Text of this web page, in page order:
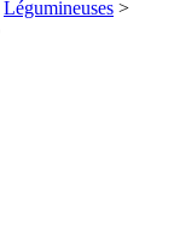
Légumineuses >